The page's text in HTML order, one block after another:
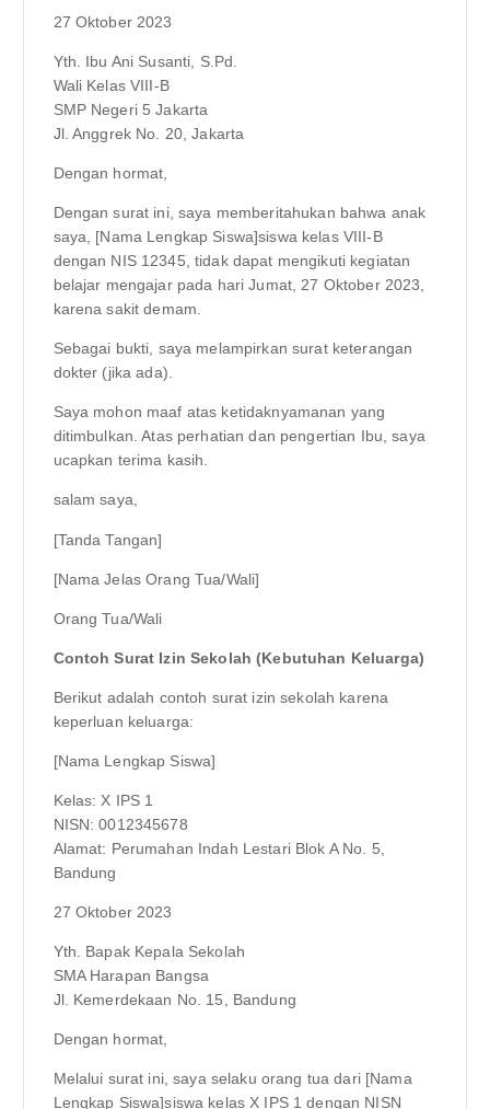
27 Oktober 2023
Yth. Ibu Ani Susanti, S.Pd.
Wali Kelas VIII-B
SMP Negeri 5 Jakarta
Jl. Anggrek No. 20, Jakarta
Dengan hormat,
Dengan surat ini, saya memberitahukan bahwa anak
saya, [Nama Lengkap Siswa]siswa kelas VIII-B
dengan NIS 12345, tidak dapat mengikuti kegiatan
belajar mengajar pada hari Jumat, 27 Oktober 2023,
karena sakit demam.
Sebagai bukti, saya melampirkan surat keterangan
dokter (jika ada).
Saya mohon maaf atas ketidaknyamanan yang
ditimbulkan. Atas perhatian dan pengertian Ibu, saya
ucapkan terima kasih.
salam saya,
[Tanda Tangan]
[Nama Jelas Orang Tua/Wali]
Orang Tua/Wali
Contoh Surat Izin Sekolah (Kebutuhan Keluarga)
Berikut adalah contoh surat izin sekolah karena
keperluan keluarga:
[Nama Lengkap Siswa]
Kelas: X IPS 1
NISN: 0012345678
Alamat: Perumahan Indah Lestari Blok A No. 5,
Bandung
27 Oktober 2023
Yth. Bapak Kepala Sekolah
SMA Harapan Bangsa
Jl. Kemerdekaan No. 15, Bandung
Dengan hormat,
Melalui surat ini, saya selaku orang tua dari [Nama
Lengkap Siswa]siswa kelas X IPS 1 dengan NISN